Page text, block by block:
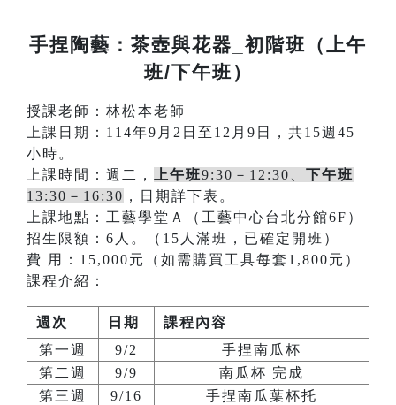
手捏陶藝：茶壺與花器_初階班（上午
班/下午班）
授課老師：林松本老師
上課日期：114年9月2日至12月9日，共15週45
小時。
上課時間：週二，
上午班9:30－12:30、 下午班
13:30－16:30 ，日期詳下表。
上課地點：工藝學堂Ａ（工藝中心台北分館6F）
招生限額：6人。（15人滿班，已確定開班）
費 用：15,000元（如需購買工具每套1,800元）
課程介紹：
週次 日期
課程內容
第一週
9/2
手捏南瓜杯
第二週
9/9
南瓜杯 完成
第三週
9/16
手捏南瓜葉杯托